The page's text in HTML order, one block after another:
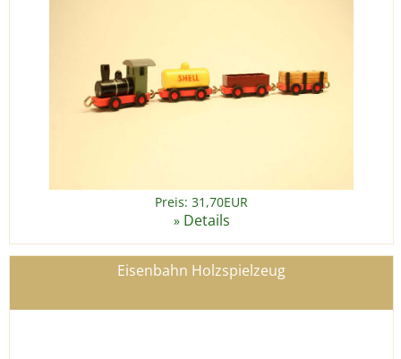
Preis: 31,70EUR
» Details
Eisenbahn Holzspielzeug